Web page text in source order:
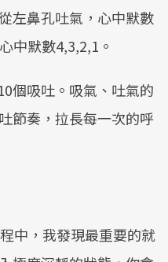
左鼻孔吐氣，心中默數
中默數4,3,2,1。
個吸吐。吸氣、吐氣的
節奏，拉長每一次的呼
中，我發現最重要的就